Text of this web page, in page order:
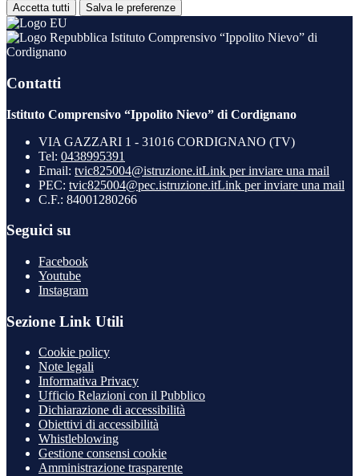
Accetta tutti Salva le preferenze
Istituto Comprensivo “Ippolito Nievo” di
Cordignano
Contatti
Istituto Comprensivo “Ippolito Nievo” di Cordignano
VIA GAZZARI 1 - 31016 CORDIGNANO (TV)
Tel: 0438995391
Email: tvic825004@istruzione.itLink per inviare una mail
PEC: tvic825004@pec.istruzione.itLink per inviare una mail
C.F.: 84001280266
Seguici su
Facebook
Youtube
Instagram
Sezione Link Utili
Cookie policy
Note legali
Informativa Privacy
Ufficio Relazioni con il Pubblico
Dichiarazione di accessibilità
Obiettivi di accessibilità
Whistleblowing
Gestione consensi cookie
Amministrazione trasparente